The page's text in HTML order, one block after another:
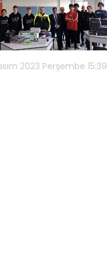
2023 Perşembe 15:39